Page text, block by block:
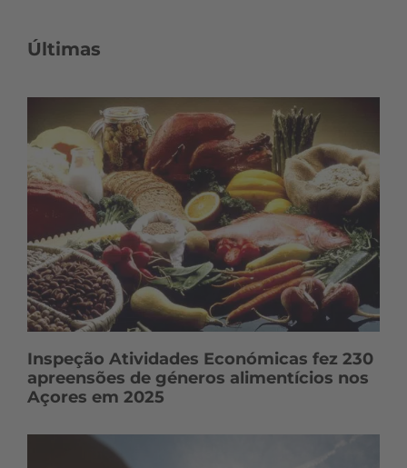
Últimas
Inspeção Atividades Económicas fez 230
apreensões de géneros alimentícios nos
Açores em 2025